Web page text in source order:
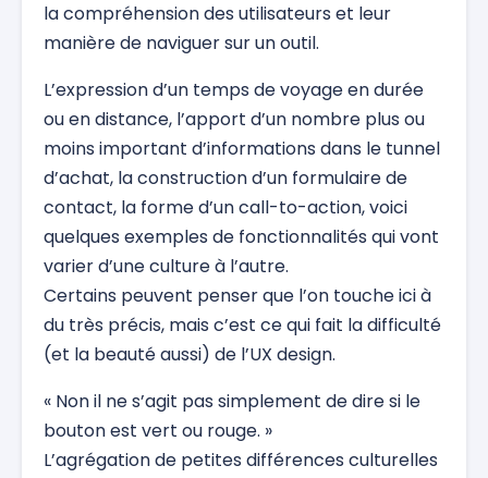
la compréhension des utilisateurs et leur
manière de naviguer sur un outil.
L’expression d’un temps de voyage en durée
ou en distance, l’apport d’un nombre plus ou
moins important d’informations dans le tunnel
d’achat, la construction d’un formulaire de
contact, la forme d’un call-to-action, voici
quelques exemples de fonctionnalités qui vont
varier d’une culture à l’autre.
Certains peuvent penser que l’on touche ici à
du très précis, mais c’est ce qui fait la difficulté
(et la beauté aussi) de l’UX design.
« Non il ne s’agit pas simplement de dire si le
bouton est vert ou rouge. »
L’agrégation de petites différences culturelles